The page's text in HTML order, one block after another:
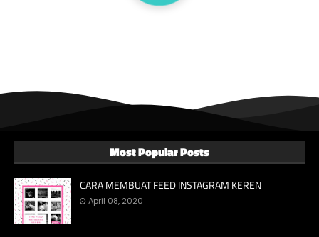
Most Popular Posts
CARA MEMBUAT FEED INSTAGRAM KEREN
April 08, 2020